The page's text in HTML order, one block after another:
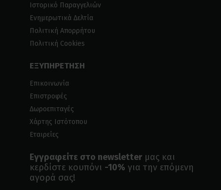
Ιστορικό Παραγγελιών
Ενημερωτικά Δελτία
Πολιτική Απορρήτου
Πολιτική Cookies
ΕΞΥΠΗΡΕΤΗΣΗ
Επικοινωνία
Επιστροφές
Δωροεπιταγές
Χάρτης Ιστότοπου
Εταιρείες
Εγγραφείτε στο newsletter μας και
κερδίστε κουπόνι -10% για την επόμενη
αγορά σας!